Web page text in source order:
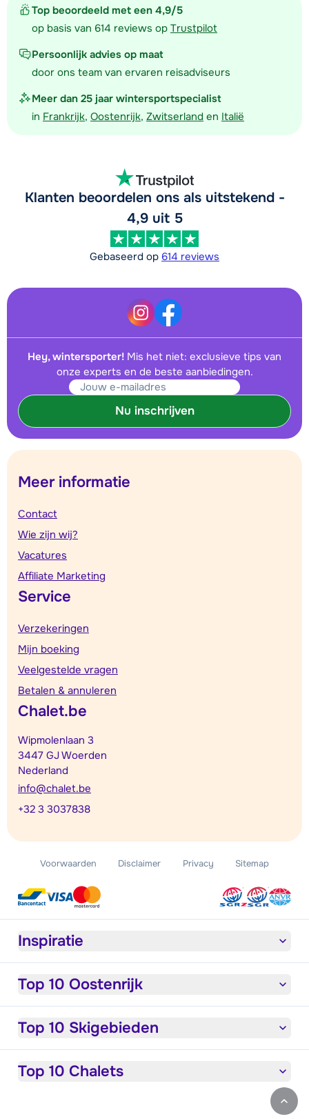
Top beoordeeld met een 4,9/5
op basis van 614 reviews op Trustpilot
Persoonlijk advies op maat
door ons team van ervaren reisadviseurs
Meer dan 25 jaar wintersportspecialist
in Frankrijk, Oostenrijk, Zwitserland en Italië
Klanten beoordelen ons als uitstekend -
4,9 uit 5
Gebaseerd op 614 reviews
Hey, wintersporter! Mis het niet: exclusieve tips van
onze experts en de beste aanbiedingen.
Nu inschrijven
Meer informatie
Contact
Wie zijn wij?
Vacatures
Affiliate Marketing
Service
Verzekeringen
Mijn boeking
Veelgestelde vragen
Betalen & annuleren
Chalet.be
Wipmolenlaan 3
3447 GJ Woerden
Nederland
info@chalet.be
+32 3 3037838
Voorwaarden Disclaimer Privacy Sitemap
Inspiratie
Top 10 Oostenrijk
Top 10 Skigebieden
Top 10 Chalets